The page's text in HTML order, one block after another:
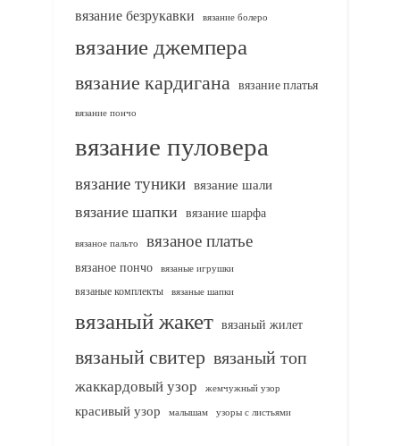
вязание безрукавки вязание болеро
вязание джемпера
вязание кардигана вязание платья
вязание пончо
вязание пуловера
вязание туники вязание шали
вязание шапки вязание шарфа
вязаное пальто вязаное платье
вязаное пончо вязаные игрушки
вязаные комплекты
вязаные шапки
вязаный жакет вязаный жилет
вязаный свитер вязаный топ
жаккардовый узор жемчужный узор
красивый узор малышам узоры с листьями